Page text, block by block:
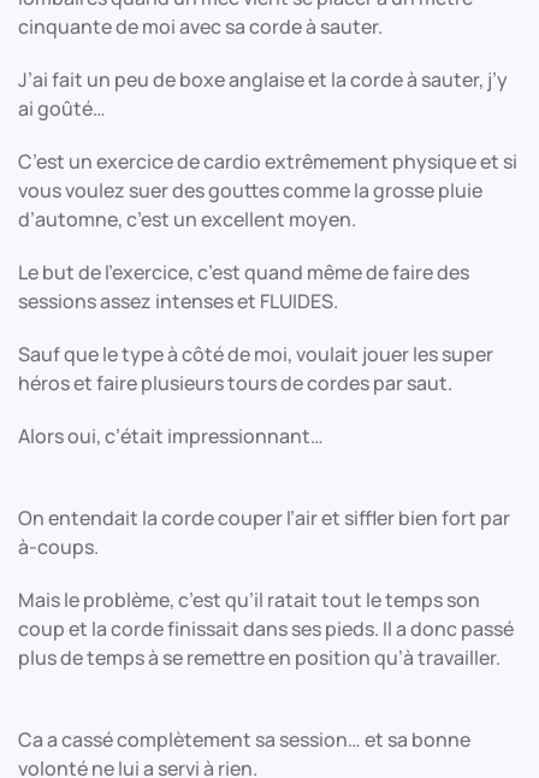
cinquante de moi avec sa corde à sauter.
J’ai fait un peu de boxe anglaise et la corde à sauter, j’y
ai goûté…
C’est un exercice de cardio extrêmement physique et si
vous voulez suer des gouttes comme la grosse pluie
d’automne, c’est un excellent moyen.
Le but de l’exercice, c’est quand même de faire des
sessions assez intenses et FLUIDES.
Sauf que le type à côté de moi, voulait jouer les super
héros et faire plusieurs tours de cordes par saut.
Alors oui, c’était impressionnant…
On entendait la corde couper l’air et siffler bien fort par
à-coups.
Mais le problème, c’est qu’il ratait tout le temps son
coup et la corde finissait dans ses pieds. Il a donc passé
plus de temps à se remettre en position qu’à travailler.
Ca a cassé complètement sa session… et sa bonne
volonté ne lui a servi à rien.